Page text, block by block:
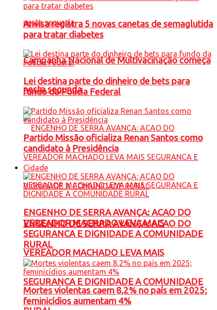
Campanha Nacional de Multivacinação começa
nesta segunda
ENGENHO DE SERRA AVANÇA: ACAO DO
VEREADOR MACHADO LEVA MAIS
SEGURANCA E DIGNIDADE A COMUNIDADE
Anvisa registra 5 novas canetas de semaglutida
para tratar diabetes
Lei destina parte do dinheiro de bets para
fundo da Polícia Federal
Partido Missão oficializa Renan Santos como
candidato à Presidência
Cidade
ENGENHO DE SERRA AVANÇA: ACAO DO
VEREADOR MACHADO LEVA MAIS
SEGURANCA E DIGNIDADE A COMUNIDADE
RURAL
Mortes violentas caem 8,2% no país em 2025;
feminicídios aumentam 4%